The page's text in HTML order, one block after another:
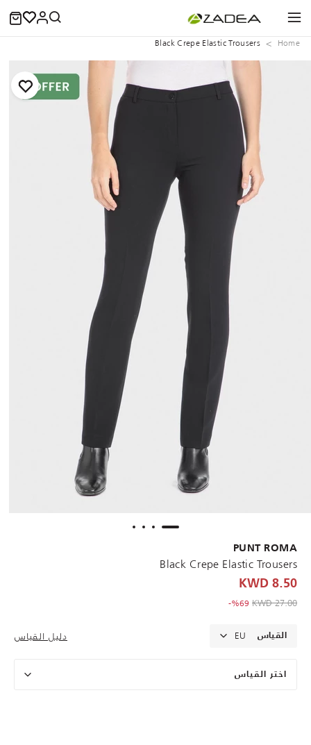
Home
Black Crepe Elastic Trousers
PUNT ROMA
Black Crepe Elastic Trousers
8.50 KWD
Price reduced from
27.00 KWD
to 8.50 KWD
%69-
القياس EU دليل القياس
اختر القياس